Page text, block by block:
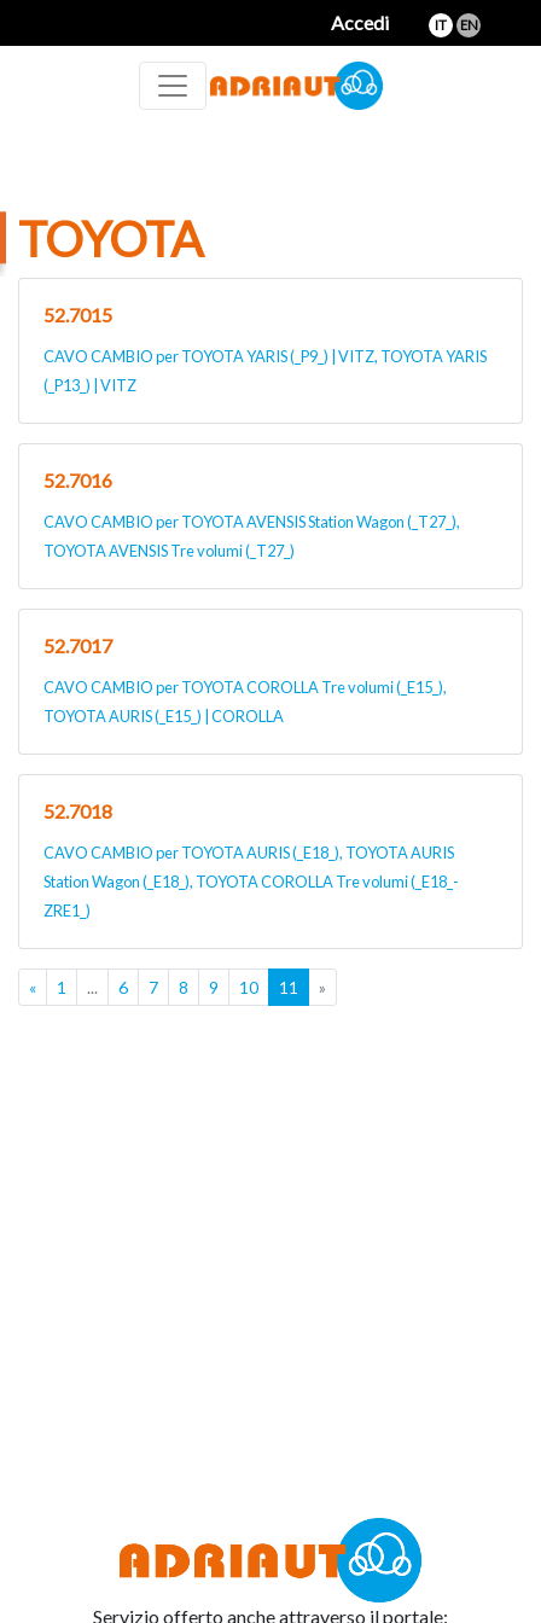
Accedi IT EN
TOYOTA
52.7015
CAVO CAMBIO per TOYOTA YARIS (_P9_) | VITZ, TOYOTA YARIS
(_P13_) | VITZ
52.7016
CAVO CAMBIO per TOYOTA AVENSIS Station Wagon (_T27_),
TOYOTA AVENSIS Tre volumi (_T27_)
52.7017
CAVO CAMBIO per TOYOTA COROLLA Tre volumi (_E15_),
TOYOTA AURIS (_E15_) | COROLLA
52.7018
CAVO CAMBIO per TOYOTA AURIS (_E18_), TOYOTA AURIS
Station Wagon (_E18_), TOYOTA COROLLA Tre volumi (_E18_-
ZRE1_)
« 1 ... 6 7 8 9 10 11 »
Servizio offerto anche attraverso il portale: